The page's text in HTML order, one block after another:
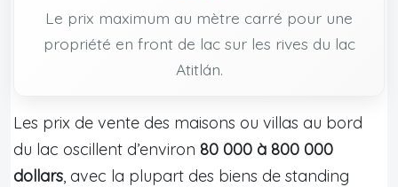
Le prix maximum au mètre carré pour une
propriété en front de lac sur les rives du lac
Atitlán.
Les prix de vente des maisons ou villas au bord
du lac oscillent d’environ 80 000 à 800 000
dollars, avec la plupart des biens de standing